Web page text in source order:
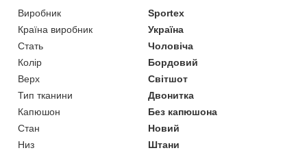
Виробник
Sportex
Країна виробник
Україна
Стать
Чоловіча
Колір
Бордовий
Верх
Світшот
Тип тканини
Двонитка
Капюшон
Без капюшона
Стан
Новий
Низ
Штани